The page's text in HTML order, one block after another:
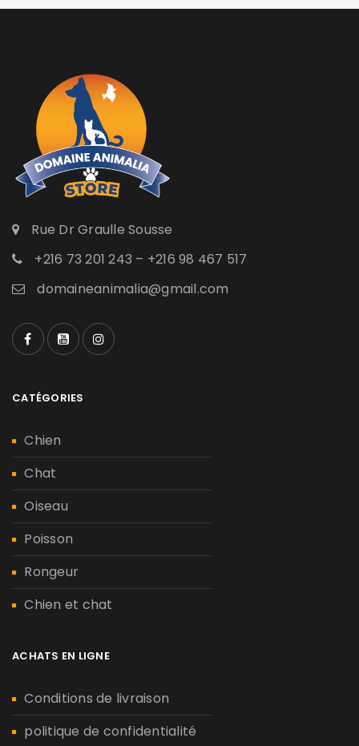
Rue Dr Graulle Sousse
+216 73 201 243 – +216 98 467 517
domaineanimalia@gmail.com
CATÉGORIES
Chien
Chat
Oiseau
Poisson
Rongeur
Chien et chat
ACHATS EN LIGNE
Conditions de livraison
politique de confidentialité